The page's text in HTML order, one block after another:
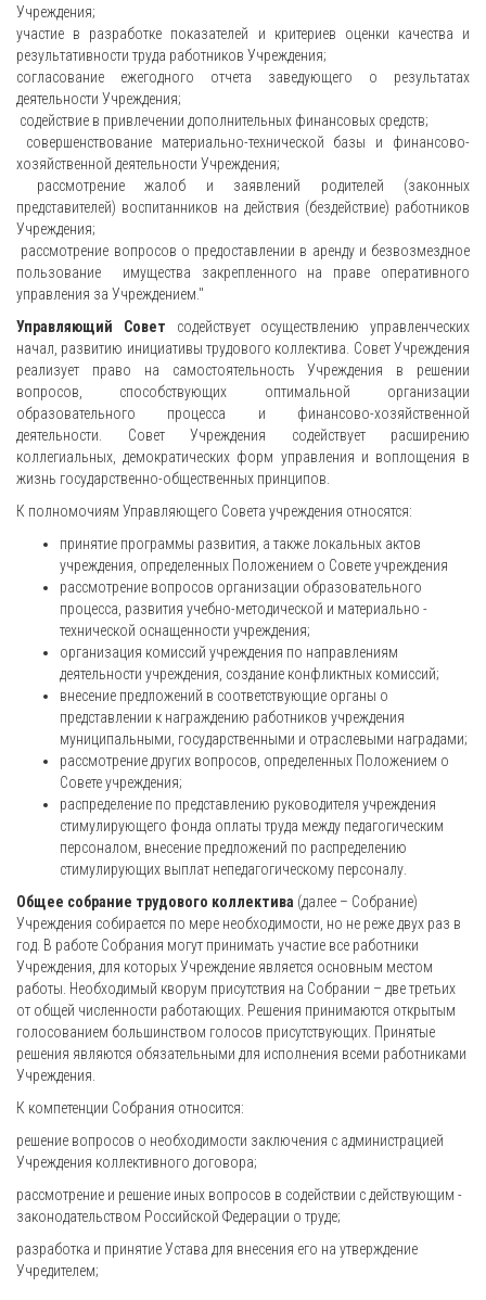
Учреждения;
участие в разработке показателей и критериев оценки качества и
результативности труда работников Учреждения;
согласование ежегодного отчета заведующего о результатах
деятельности Учреждения;
содействие в привлечении дополнительных финансовых средств;
совершенствование материально-технической базы и финансово-
хозяйственной деятельности Учреждения;
рассмотрение жалоб и заявлений родителей (законных
представителей) воспитанников на действия (бездействие) работников
Учреждения;
рассмотрение вопросов о предоставлении в аренду и безвозмездное
пользование имущества закрепленного на праве оперативного
управления за Учреждением."
Управляющий Совет содействует осуществлению управленческих
начал, развитию инициативы трудового коллектива. Совет Учреждения
реализует право на самостоятельность Учреждения в решении
вопросов, способствующих оптимальной организации
образовательного процесса и финансово-хозяйственной
деятельности. Совет Учреждения содействует расширению
коллегиальных, демократических форм управления и воплощения в
жизнь государственно-общественных принципов.
К полномочиям Управляющего Совета учреждения относятся:
принятие программы развития, а также локальных актов
учреждения, определенных Положением о Совете учреждения
рассмотрение вопросов организации образовательного
процесса, развития учебно-методической и материально -
технической оснащенности учреждения;
организация комиссий учреждения по направлениям
деятельности учреждения, создание конфликтных комиссий;
внесение предложений в соответствующие органы о
представлении к награждению работников учреждения
муниципальными, государственными и отраслевыми наградами;
рассмотрение других вопросов, определенных Положением о
Совете учреждения;
распределение по представлению руководителя учреждения
стимулирующего фонда оплаты труда между педагогическим
персоналом, внесение предложений по распределению
стимулирующих выплат непедагогическому персоналу.
Общее собрание трудового коллектива (далее – Собрание)
Учреждения собирается по мере необходимости, но не реже двух раз в
год. В работе Собрания могут принимать участие все работники
Учреждения, для которых Учреждение является основным местом
работы. Необходимый кворум присутствия на Собрании – две третьих
от общей численности работающих. Решения принимаются открытым
голосованием большинством голосов присутствующих. Принятые
решения являются обязательными для исполнения всеми работниками
Учреждения.
К компетенции Собрания относится:
решение вопросов о необходимости заключения с администрацией
Учреждения коллективного договора;
рассмотрение и решение иных вопросов в содействии с действующим -
законодательством Российской Федерации о труде;
разработка и принятие Устава для внесения его на утверждение
Учредителем;